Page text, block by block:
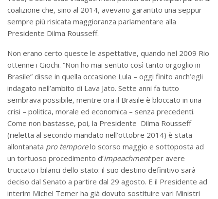
coalizione che, sino al 2014, avevano garantito una seppur
sempre più risicata maggioranza parlamentare alla
Presidente Dilma Rousseff.
Non erano certo queste le aspettative, quando nel 2009 Rio
ottenne i Giochi. “Non ho mai sentito così tanto orgoglio in
Brasile” disse in quella occasione Lula – oggi finito anch’egli
indagato nell’ambito di Lava Jato. Sette anni fa tutto
sembrava possibile, mentre ora il Brasile è bloccato in una
crisi – politica, morale ed economica – senza precedenti.
Come non bastasse, poi, la Presidente Dilma Rousseff
(rieletta al secondo mandato nell’ottobre 2014) è stata
allontanata pro temporelo scorso maggio e sottoposta ad
un tortuoso procedimento d’impeachmentper avere
truccato i bilanci dello stato: il suo destino definitivo sarà
deciso dal Senato a partire dal 29 agosto. E il Presidente ad
interim Michel Temer ha già dovuto sostituire vari Ministri